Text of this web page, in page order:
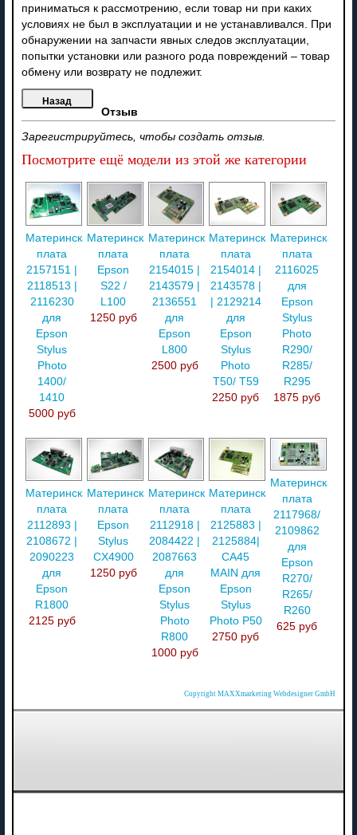
приниматься к рассмотрению, если товар ни при каких
условиях не был в эксплуатации и не устанавливался. При
обнаружении на запчасти явных следов эксплуатации,
попытки установки или разного рода повреждений – товар
обмену или возврату не подлежит.
Отзыв
Зарегистрируйтесь, чтобы создать отзыв.
Посмотрите ещё модели из этой же категории
Материнская
плата
2157151 |
2118513 |
2116230
для
Epson
Stylus
Photo
1400/
1410
5000 руб
Материнская
плата
Epson
S22 /
L100
1250 руб
Материнская
плата
2154015 |
2143579 |
2136551
для
Epson
L800
2500 руб
Материнская
плата
2154014 |
2143578 |
| 2129214
для
Epson
Stylus
Photo
T50/ T59
2250 руб
Материнская
плата
2116025
для
Epson
Stylus
Photo
R290/
R285/
R295
1875 руб
Материнская
плата
2112893 |
2108672 |
2090223
для
Epson
R1800
2125 руб
Материнская
плата
Epson
Stylus
CX4900
1250 руб
Материнская
плата
2112918 |
2084422 |
2087663
для
Epson
Stylus
Photo
R800
1000 руб
Материнская
плата
2125883 |
2125884|
CA45
MAIN для
Epson
Stylus
Photo P50
2750 руб
Материнская
плата
2117968/
2109862
для
Epson
R270/
R265/
R260
625 руб
Copyright MAXXmarketing Webdesigner GmbH